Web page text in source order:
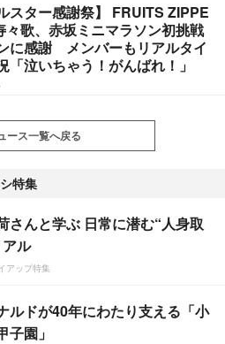
スター感謝祭】 FRUITS ZIPPE
々歌、赤坂ミニマラソン初挑戦
に感謝 メンバーもリアルタイ
「泣いちゃう！がんばれ！」
ース一覧へ戻る
特集
さんと学ぶ 日常に潜む“人身取
ル
アップ特集
ルドが40年にわたり支える「小
子園」